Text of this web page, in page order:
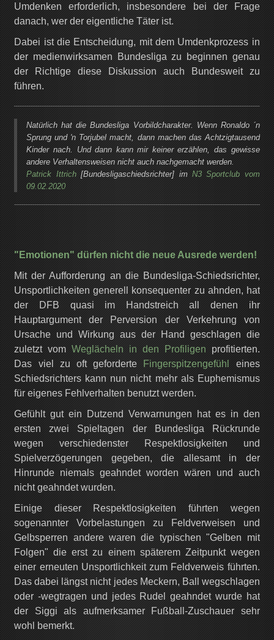
Umdenken erforderlich, insbesondere bei der Frage
danach, wer der eigentliche Täter ist.
Dabei ist die Entscheidung, mit dem Umdenkprozess in
der medienwirksamen Bundesliga zu beginnen genau
der Richtige diese Diskussion auch Bundesweit zu
führen.
Natürlich hat die Bundesliga Vorbildcharakter. Wenn Ronaldo ´n
Sprung und 'n Torjubel macht, dann machen das Achtzigtausend
Kinder nach. Und dann kann mir keiner erzählen, das gewisse
andere Verhaltensweisen nicht auch nachgemacht werden.
Patrick Ittrich[Bundesligaschiedsrichter] imN3 Sportclub vom
09.02.2020
"Emotionen" dürfen nicht die neue Ausrede werden!
Mit der Aufforderung an die Bundesliga-Schiedsrichter,
Unsportlichkeiten generell konsequenter zu ahnden, hat
der DFB quasi im Handstreich all denen ihr
Hauptargument der Perversion der Verkehrung von
Ursache und Wirkung aus der Hand geschlagen die
zuletzt vomWeglächeln in den Profiligenprofitierten.
Das viel zu oft geforderteFingerspitzengefühleines
Schiedsrichters kann nun nicht mehr als Euphemismus
für eigenes Fehlverhalten benutzt werden.
Gefühlt gut ein Dutzend Verwarnungen hat es in den
ersten zwei Spieltagen der Bundesliga Rückrunde
wegen verschiedenster Respektlosigkeiten und
Spielverzögerungen gegeben, die allesamt in der
Hinrunde niemals geahndet worden wären und auch
nicht geahndet wurden.
Einige dieser Respektlosigkeiten führten wegen
sogenannter Vorbelastungen zu Feldverweisen und
Gelbsperren andere waren die typischen "Gelben mit
Folgen" die erst zu einem späterem Zeitpunkt wegen
einer erneuten Unsportlichkeit zum Feldverweis führten.
Das dabei längst nicht jedes Meckern, Ball wegschlagen
oder -wegtragen und jedes Rudel geahndet wurde hat
der Siggi als aufmerksamer Fußball-Zuschauer sehr
wohl bemerkt.